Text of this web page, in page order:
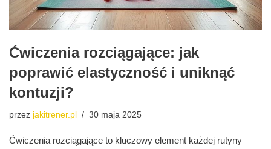
Ćwiczenia rozciągające: jak
poprawić elastyczność i uniknąć
kontuzji?
przez jakitrener.pl 30 maja 2025
Ćwiczenia rozciągające to kluczowy element każdej rutyny